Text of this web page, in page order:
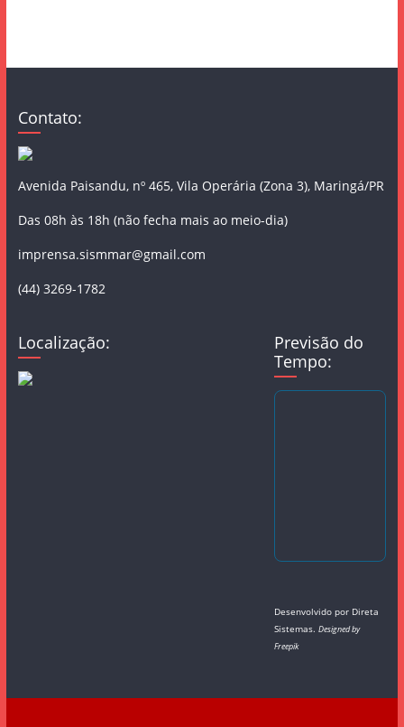
Contato:
Avenida Paisandu, nº 465, Vila Operária (Zona 3), Maringá/PR
Das 08h às 18h (não fecha mais ao meio-dia)
imprensa.sismmar@gmail.com
(44) 3269-1782
Localização:
Previsão do
Tempo:
Desenvolvido por Direta
Sistemas.Designed by
Freepik